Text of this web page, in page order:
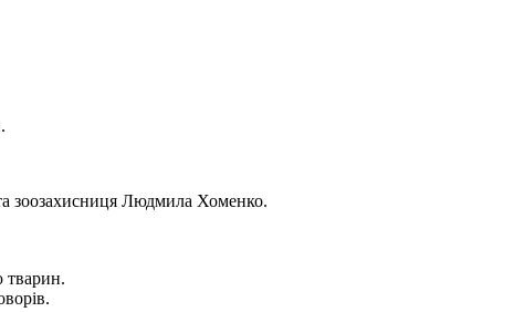
зоозахисниця Людмила Хоменко.
тварин.